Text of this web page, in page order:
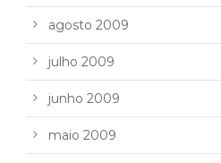
agosto 2009
julho 2009
junho 2009
maio 2009